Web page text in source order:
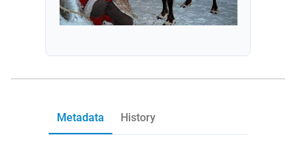
Metadata History